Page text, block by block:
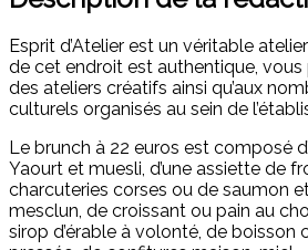
Esprit d’Atelier est un véritable
de cet endroit est authentique,
des ateliers créatifs ainsi qu’aux
culturels organisés au sein de
Le brunch à 22 euros est composé
Yaourt et muesli, d’une assiette de
charcuteries corses ou de saumon
mesclun, de croissant ou pain au
sirop d’érable à volonté, de boisson